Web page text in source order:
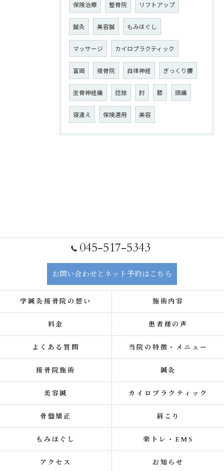
保険治療 整骨院 リフトアップ
鍼灸 美容鍼 もみほぐし
マッサージ カイロプラクティック
富岡 接骨院 自律神経 ぎっくり腰
坐骨神経痛 捻挫 肘 膝 頭痛
寝違え 保険適用 美容
045-517-5343
お問い合わせとネット予約はこちら
学鍼灸接骨院の想い 施術内容
料金 患者様の声
よくある質問 当院の特徴・メニュー
接骨院施術 鍼灸
美容鍼 カイロプラクティック
骨盤矯正 肩こり
もみほぐし 楽トレ・EMS
アクセス お知らせ